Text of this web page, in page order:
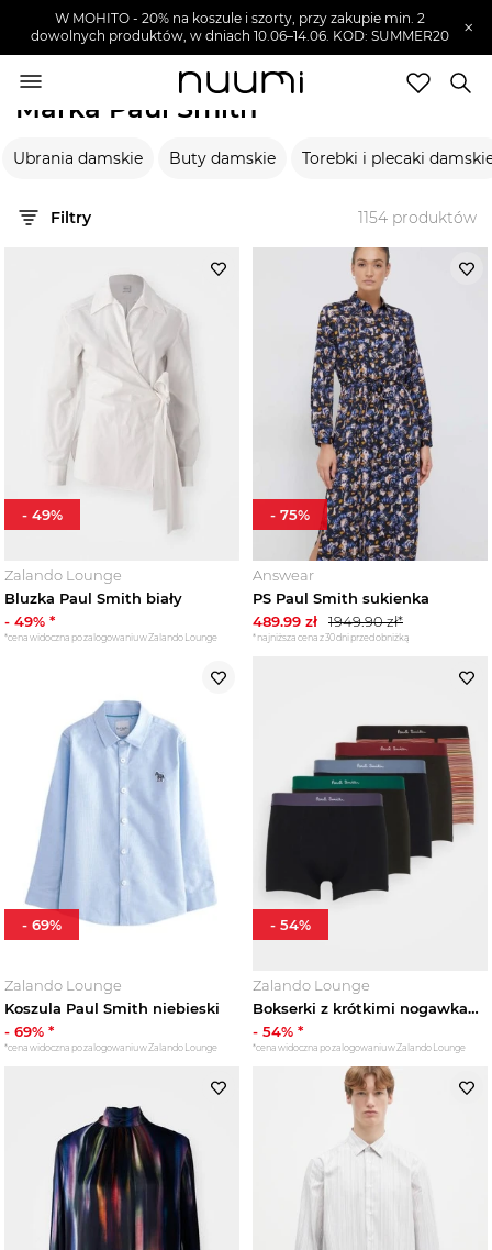
W MOHITO - 20% na koszule i szorty, przy zakupie min. 2
dowolnych produktów, w dniach 10.06–14.06. KOD: SUMMER20
×
Marka Paul Smith
Ubrania damskie Buty damskie Torebki i plecaki
Filtry 1154 produktów
Zalando Lounge
Bluzka Paul Smith biały
- 49% *
*cena widoczna po zalogowaniu w Zalando Lounge
- 49%
Answear
PS Paul Smith sukienka
489.99 zł 1949.90zł*
*najniższa cena z 30 dni przed obniżką
- 75%
Zalando Lounge
Koszula Paul Smith niebieski
- 69% *
*cena widoczna po zalogowaniu w Zalando Lounge
- 69%
Zalando Lounge
Bokserki z krótkimi nogawkami Paul Smith czarny
- 54% *
*cena widoczna po zalogowaniu w Zalando Lounge
- 54%